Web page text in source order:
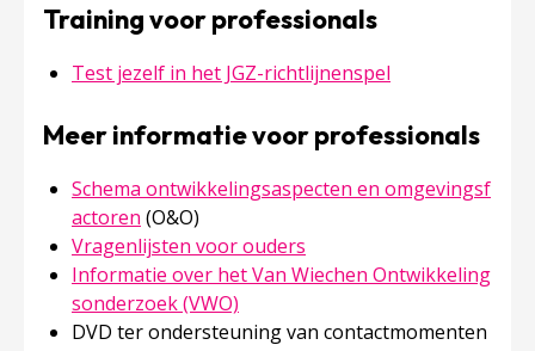
Training voor professionals
Test jezelf in het JGZ-richtlijnenspel
Meer informatie voor professionals
Schema ontwikkelingsaspecten en omgevingsf
actoren (O&O)
Vragenlijsten voor ouders
Informatie over het Van Wiechen Ontwikkeling
sonderzoek (VWO)
DVD ter ondersteuning van contactmomenten